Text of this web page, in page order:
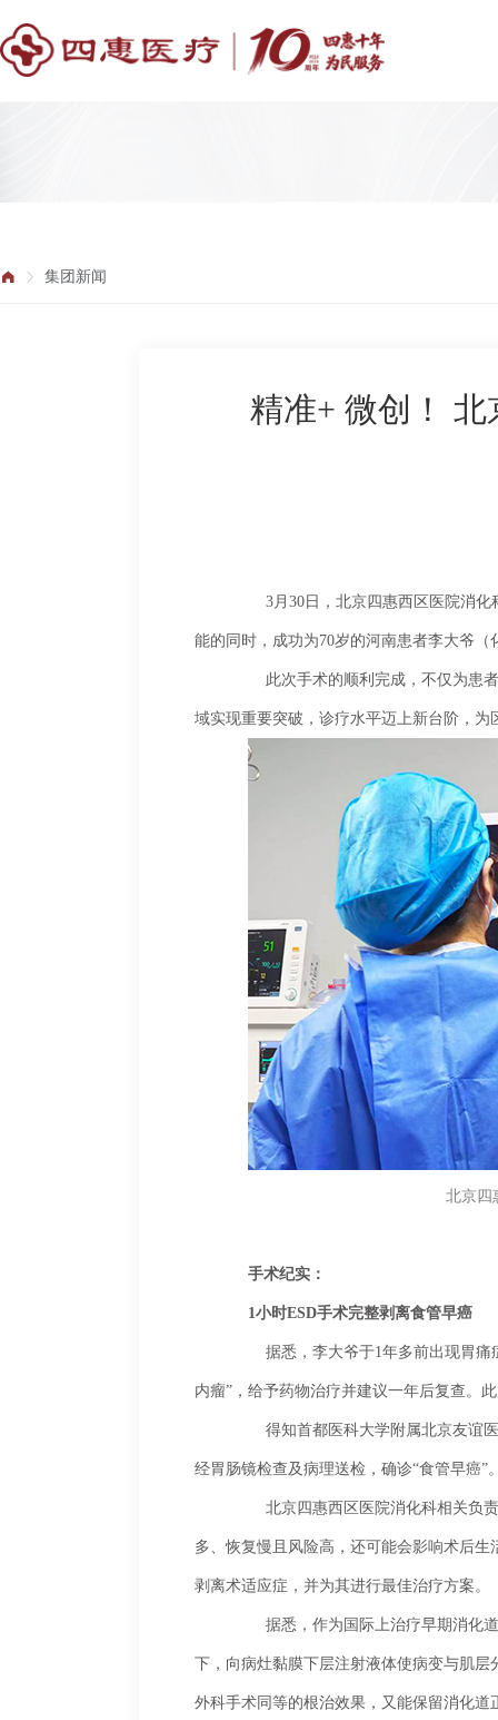
集团新闻
精准+ 微创！
能的同时，成功为70岁的河南患者李大爷
域实现重要突破，诊疗水平迈上新台阶，
北京四
手术纪实：
1小时ESD手术完整剥离食管早癌
内瘤”，给予药物治疗并建议一年后复查。
经胃肠镜检查及病理送检，确诊“食管早癌”
多、恢复慢且风险高，还可能会影响术后
剥离术适应症，并为其进行最佳治疗方案。
下，向病灶黏膜下层注射液体使病变与肌
外科手术同等的根治效果，又能保留消化